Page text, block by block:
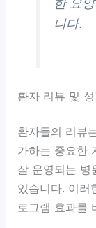
한 요
니다.
환자 리뷰 및
환자들의 리뷰
가하는 중요한
잘 운영되는 병
있습니다. 이러
로그램 효과를